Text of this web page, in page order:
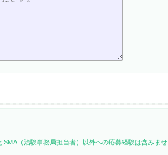
（治験事務局担当者）以外への応募経験は含みませ